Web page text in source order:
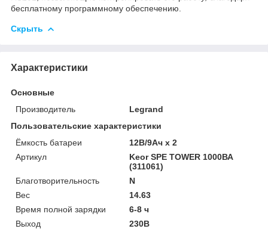
бесплатному программному обеспечению.
Скрыть
Характеристики
Основные
Производитель
Legrand
Пользовательские характеристики
Ёмкость батареи
12В/9Ач х 2
Артикул
Keor SPE TOWER 1000ВА
(311061)
Благотворительность
N
Вес
14.63
Время полной зарядки
6-8 ч
Выход
230В